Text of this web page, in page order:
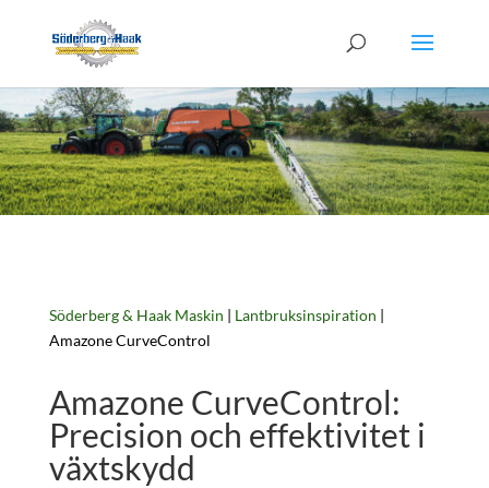
Söderberg & Haak Maskin | Lantbruksinspiration |
Amazone CurveControl
Amazone CurveControl:
Precision och effektivitet i
växtskydd